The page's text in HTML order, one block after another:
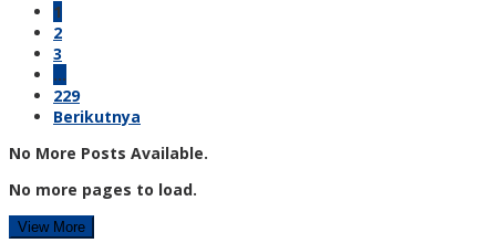
1
2
3
…
229
Berikutnya
No More Posts Available.
No more pages to load.
View More